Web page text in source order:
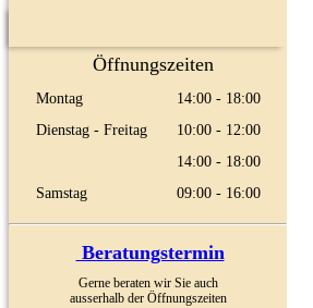
Öffnungszeiten
Montag
14:00 - 18:00
Dienstag - Freitag
10:00 - 12:00
14:00 - 18:00
Samstag
09:00 - 16:00
Beratungstermin
Gerne beraten wir Sie auch
ausserhalb der Öffnungszeiten